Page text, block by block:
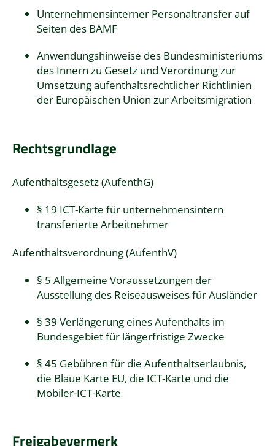
Unternehmensinterner Personaltransfer auf
Seiten des BAMF
Anwendungshinweise des Bundesministeriums
des Innern zu Gesetz und Verordnung zur
Umsetzung aufenthaltsrechtlicher Richtlinien
der Europäischen Union zur Arbeitsmigration
Rechtsgrundlage
Aufenthaltsgesetz (AufenthG)
§ 19 ICT-Karte für unternehmensintern
transferierte Arbeitnehmer
Aufenthaltsverordnung (AufenthV)
§ 5 Allgemeine Voraussetzungen der
Ausstellung des Reiseausweises für Ausländer
§ 39 Verlängerung eines Aufenthalts im
Bundesgebiet für längerfristige Zwecke
§ 45 Gebühren für die Aufenthaltserlaubnis,
die Blaue Karte EU, die ICT-Karte und die
Mobiler-ICT-Karte
Freigabevermerk